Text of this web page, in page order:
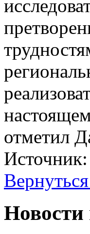
отметил
Источник:
Новости